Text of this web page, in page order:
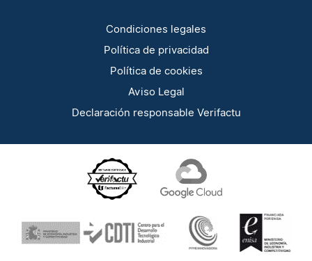
Condiciones legales
Política de privacidad
Política de cookies
Aviso Legal
Declaración responsable Verifactu